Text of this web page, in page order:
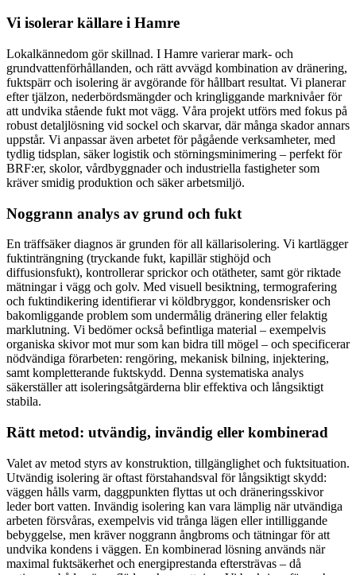
Vi isolerar källare i Hamre
Lokalkännedom gör skillnad. I Hamre varierar mark- och
grundvattenförhållanden, och rätt avvägd kombination av dränering,
fuktspärr och isolering är avgörande för hållbart resultat. Vi planerar
efter tjälzon, nederbördsmängder och kringliggande marknivåer för
att undvika stående fukt mot vägg. Våra projekt utförs med fokus på
robust detaljlösning vid sockel och skarvar, där många skador annars
uppstår. Vi anpassar även arbetet för pågående verksamheter, med
tydlig tidsplan, säker logistik och störningsminimering – perfekt för
BRF:er, skolor, vårdbyggnader och industriella fastigheter som
kräver smidig produktion och säker arbetsmiljö.
Noggrann analys av grund och fukt
En träffsäker diagnos är grunden för all källarisolering. Vi kartlägger
fuktinträngning (tryckande fukt, kapillär stighöjd och
diffusionsfukt), kontrollerar sprickor och otätheter, samt gör riktade
mätningar i vägg och golv. Med visuell besiktning, termografering
och fuktindikering identifierar vi köldbryggor, kondensrisker och
bakomliggande problem som undermålig dränering eller felaktig
marklutning. Vi bedömer också befintliga material – exempelvis
organiska skivor mot mur som kan bidra till mögel – och specificerar
nödvändiga förarbeten: rengöring, mekanisk bilning, injektering,
samt kompletterande fuktskydd. Denna systematiska analys
säkerställer att isoleringsåtgärderna blir effektiva och långsiktigt
stabila.
Rätt metod: utvändig, invändig eller kombinerad
Valet av metod styrs av konstruktion, tillgänglighet och fuktsituation.
Utvändig isolering är oftast förstahandsval för långsiktigt skydd:
väggen hålls varm, daggpunkten flyttas ut och dräneringsskivor
leder bort vatten. Invändig isolering kan vara lämplig när utvändiga
arbeten försvåras, exempelvis vid trånga lägen eller intilliggande
bebyggelse, men kräver noggrann ångbroms och tätningar för att
undvika kondens i väggen. En kombinerad lösning används när
maximal fuktsäkerhet och energiprestanda eftersträvas – då